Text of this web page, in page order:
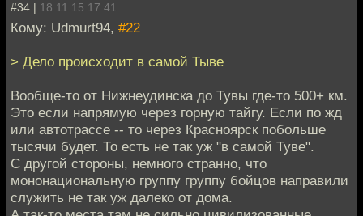
#34 | 18.11.15 17:41
Кому: Udmurt94, #22
> Дело происходит в самой Тыве
Вообще-то от Нижнеудинска до Тувы где-то 500+ км.
Это если напрямую через горную тайгу. Если по жд
или автотрассе -- то через Красноярск побольше
тысячи будет. То есть не так уж "в самой Туве".
С другой стороны, немного странно, что
мононациональную группу группу бойцов направили
служить не так уж далеко от дома.